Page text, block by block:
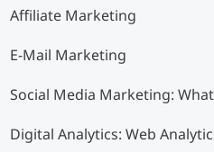
Affiliate Marketing
E-Mail Marketing
Social Media Marketing:
Digital Analytics: Web